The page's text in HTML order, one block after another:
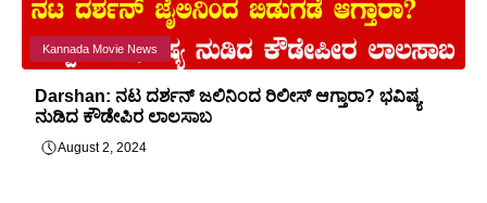
Kannada Movie News
Darshan: ನಟ ದರ್ಶನ್ ಜಲಿನಿಂದ ರಿಲೀಸ್ ಆಗ್ತಾರಾ? ಭವಿಷ್ಯ
ನುಡಿದ ಕೌಡೇಪಿರ ಲಾಲಸಾಬ
August 2, 2024